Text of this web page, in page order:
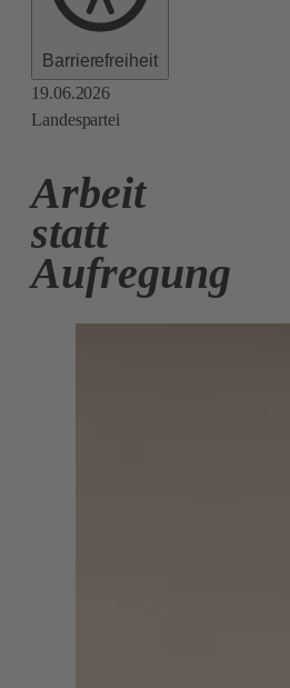
Barrierefreiheit
19.06.2026
Landespartei
Arbeit
statt
Aufregung